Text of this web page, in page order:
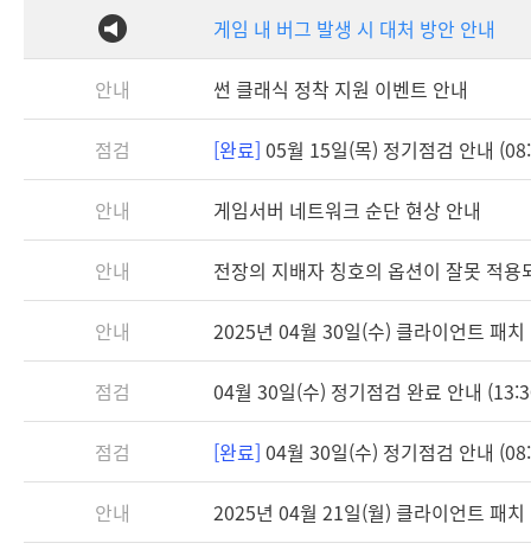
게임 내 버그 발생 시 대처 방안 안내
안내 썬 클래식 정착 지원 이벤트 안내
점검 [완료] 05월 15일(목) 정기점검 안내
안내 게임서버 네트워크 순단 현상 안내
안내 전장의 지배자 칭호의 옵션이 잘못 적용
안내 2025년 04월 30일(수) 클라이언트 패
점검 04월 30일(수) 정기점검 완료 안내
점검 [완료] 04월 30일(수) 정기점검 안내
안내 2025년 04월 21일(월) 클라이언트 패